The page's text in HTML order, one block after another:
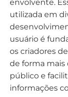
envolvente.
utilizada em
usuário é
os criadores
de forma mais
público e
informações